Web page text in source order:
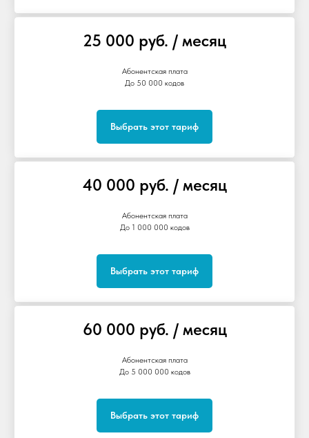
25 000 руб. / месяц
Абонентская плата
До 50 000 кодов
Выбрать этот тариф
40 000 руб. / месяц
Абонентская плата
До 1 000 000 кодов
Выбрать этот тариф
60 000 руб. / месяц
Абонентская плата
До 5 000 000 кодов
Выбрать этот тариф